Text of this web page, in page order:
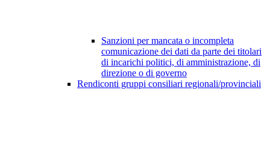
Sanzioni per mancata o incompleta
comunicazione dei dati da parte dei titolari
di incarichi politici, di amministrazione, di
direzione o di governo
Rendiconti gruppi consiliari regionali/provinciali